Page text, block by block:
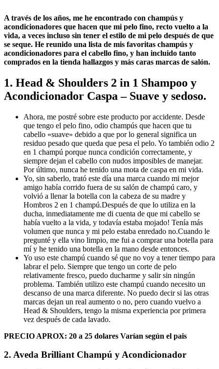
A través de los años, me he encontrado con champús y
acondicionadores que hacen que mi pelo fino, recto vuelto a la
vida, a veces incluso sin tener el estilo de mi pelo después de que
se seque. He reunido una lista de mis favoritas champús y
acondicionadores para el cabello fino, y han incluido tanto
comprados en la tienda hallazgos y más caras marcas de salón.
1. Head & Shoulders 2 in 1 Shampoo y
Acondicionador Caspa – Suave y sedoso.
Ahora, me postré sobre este producto por accidente. Desde
que tengo el pelo fino, odio champús que hacen que tu
cabello «suave» debido a que por lo general significa un
residuo pesado que queda que pesa el pelo. Yo también odio 2
en 1 champú porque nunca condición correctamente, y
siempre dejan el cabello con nudos imposibles de manejar.
Por último, nunca he tenido una mota de caspa en mi vida.
Yo, sin saberlo, trató este día una marca cuando mi mejor
amigo había corrido fuera de su salón de champú caro, y
volvió a llenar la botella con la cabeza de su madre y
Hombros 2 en 1 champú.Después de que lo utiliza en la
ducha, inmediatamente me di cuenta de que mi cabello se
había vuelto a la vida, y todavía estaba mojado! Tenía más
volumen que nunca y mi pelo estaba enredado no.Cuando le
pregunté y ella vino limpio, me fui a comprar una botella para
mí y he tenido una botella en la mano desde entonces.
Yo uso este champú cuando sé que no voy a tener tiempo para
labrar el pelo. Siempre que tengo un corte de pelo
relativamente fresco, puedo ducharme y salir sin ningún
problema. También utilizo este champú cuando necesito un
descanso de una marca diferente. No puedo decir si las otras
marcas dejan un real aumento o no, pero cuando vuelvo a
Head & Shoulders, tengo la misma experiencia por primera
vez después de cada lavado.
PRECIO APROX: 20 a 25 dolares Varían según el pais
2. Aveda Brilliant Champú y Acondicionador